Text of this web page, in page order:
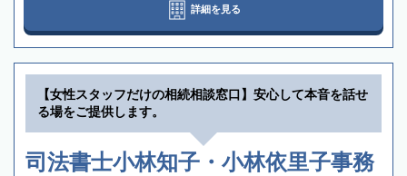
詳細を見る
【女性スタッフだけの相続相談窓口】安心して本音を話せ
る場をご提供します。
司法書士小林知子・小林依里子事務